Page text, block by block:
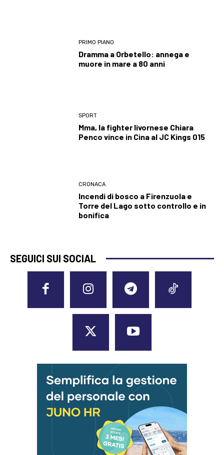
PRIMO PIANO
Dramma a Orbetello: annega e
muore in mare a 80 anni
SPORT
Mma, la fighter livornese Chiara
Penco vince in Cina al JC Kings 015
CRONACA
Incendi di bosco a Firenzuola e
Torre del Lago sotto controllo e in
bonifica
SEGUICI SUI SOCIAL